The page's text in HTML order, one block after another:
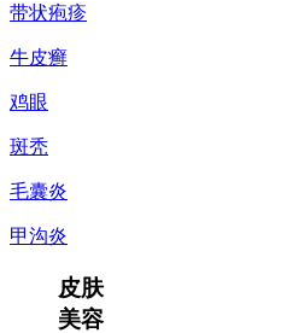
带状疱疹
牛皮癣
鸡眼
斑秃
毛囊炎
甲沟炎
皮肤
美容